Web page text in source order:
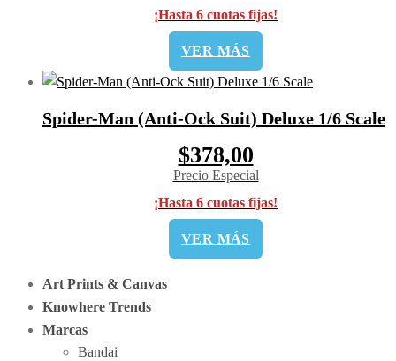
¡Hasta 6 cuotas fijas!
VER MÁS
Spider-Man (Anti-Ock Suit) Deluxe 1/6 Scale
$378,00
Precio Especial
¡Hasta 6 cuotas fijas!
VER MÁS
Art Prints & Canvas
Knowhere Trends
Marcas
Bandai